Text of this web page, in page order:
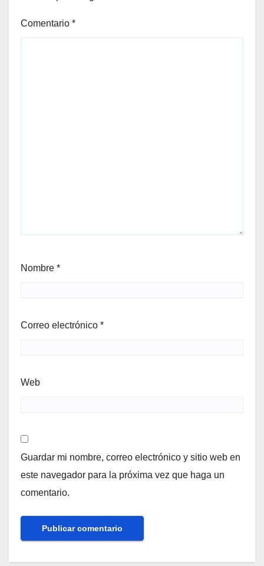
Comentario *
Nombre *
Correo electrónico *
Web
Guardar mi nombre, correo electrónico y sitio web en
este navegador para la próxima vez que haga un
comentario.